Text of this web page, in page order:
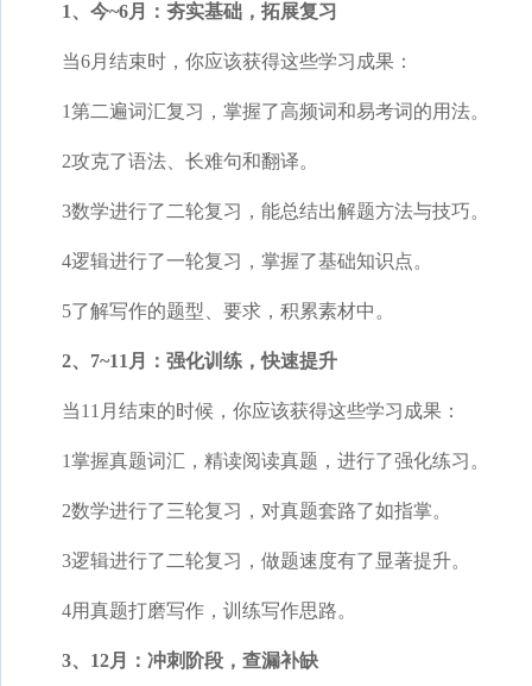
1、今~6月：夯实基础，拓展复习
当6月结束时，你应该获得这些学习成果：
1第二遍词汇复习，掌握了高频词和易考词的用法。
2攻克了语法、长难句和翻译。
3数学进行了二轮复习，能总结出解题方法与技巧。
4逻辑进行了一轮复习，掌握了基础知识点。
5了解写作的题型、要求，积累素材中。
2、7~11月：强化训练，快速提升
当11月结束的时候，你应该获得这些学习成果：
1掌握真题词汇，精读阅读真题，进行了强化练习。
2数学进行了三轮复习，对真题套路了如指掌。
3逻辑进行了二轮复习，做题速度有了显著提升。
4用真题打磨写作，训练写作思路。
3、12月：冲刺阶段，查漏补缺